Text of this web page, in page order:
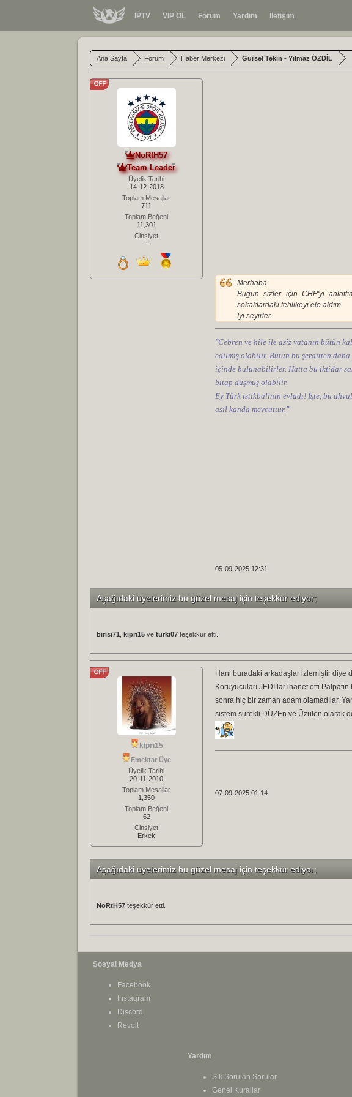
IPTV VIP OL Forum Yardım İletişim
Ana Sayfa Forum Haber Merkezi Gürsel Tekin - Yılmaz ÖZDİL
NoRtH57
Team Leader
Üyelik Tarihi
14-12-2018
Toplam Mesajlar
711
Toplam Beğeni
11,301
Cinsiyet
---
Merhaba,
Bugün sizler için CHP'yi
sokaklardaki tehlikeyi ele aldım.
İyi seyirler.
"Cebren ve hile ile aziz vatanın bütün
edilmiş olabilir. Bütün bu şeraitten
içinde bulunabilirler. Hatta bu iktidar
bitap düşmüş olabilir.
Ey Türk istikbalinin evladı! İşte, bu
asil kanda mevcuttur."
05-09-2025 12:31
Aşağıdaki üyelerimiz bu güzel mesaj için teşekkür ediyor;
birisi71 kipri15 ve turki07 teşekkür etti.
kipri15
Emektar Üye
Üyelik Tarihi
20-11-2010
Toplam Mesajlar
1,350
Toplam Beğeni
62
Cinsiyet
Erkek
Hani buradaki arkadaşlar izlemiştir diye
Koruyucuları JEDİ lar ihanet etti
sonra hiç bir zaman adam olamadılar.
sistem sürekli DÜZEn ve Üzülen olarak
07-09-2025 01:14
Aşağıdaki üyelerimiz bu güzel mesaj için teşekkür ediyor;
NoRtH57 teşekkür etti.
Sosyal Medya
Facebook
Instagram
Discord
Revolt
Yardım
Sık Sorulan Sorular
Genel Kurallar